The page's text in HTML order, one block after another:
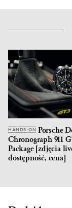
HANDS-ON Porsche
Chronograph 911
Package [zdjęcia
dostępność, cena]